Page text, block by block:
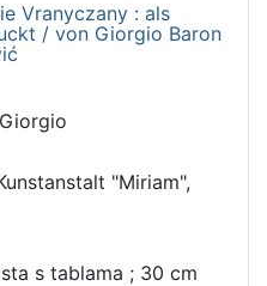
Vranyczany : als
/ von Giorgio Baron
"Miriam",
s tablama ; 30 cm